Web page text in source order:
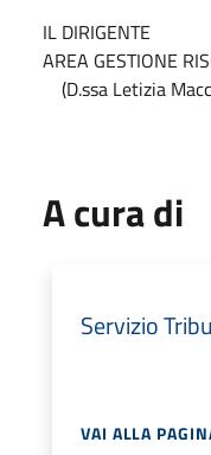
IL DIRIGENTE
AREA GESTIONE
(D.ssa Letizia
A cura di
Servizio
VAI ALLA